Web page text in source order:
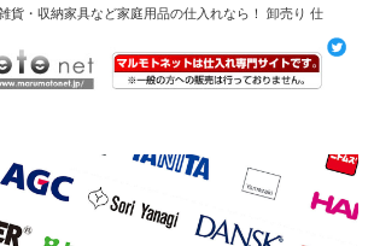
貨・収納家具など家庭用品の仕入れなら！ 卸売り 仕